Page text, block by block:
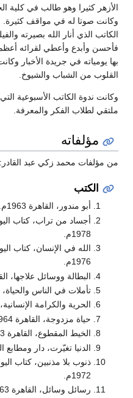
الأزهر كثيرا وهو طالب في كلية
وكانت صوتا له في مواقف كثيرة.
الكاتب الذي أنار الله بصيرته
فأحسن وأبدع وأعطي لقرائه
بها يومياته في جريدة الأخبار
القلوب من الشباب والشيوخ.
وكانت ندوة الكاتب الأسبوعية
ملتقي لطلاب الفكر والمعرفة.
مؤلفاته
من مؤلفات محمد زكي عبد القادر:
الكتب
أبو مندور، القاهرة 1963م.
1978م.
1976م.
البطالة ووسائل علاجها، القاهرة
تأملات في الناس والحياة،
الحرية والكرامة الإنسانية،
حياة مزدوجة، القاهرة 1964م.
الخيط المقطوع، القاهرة 1963م.
الدنيا تغيّرت، دار ومطابع
1972م.
رسائل وسائل، القاهرة 1963م.